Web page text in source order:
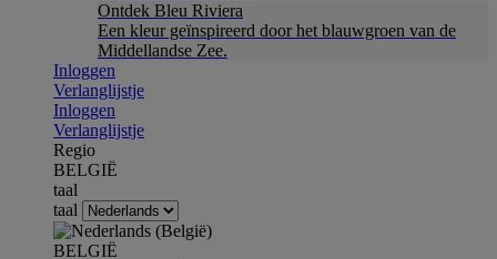
Ontdek Bleu Riviera
Een kleur geïnspireerd door het blauwgroen van de
Middellandse Zee.
Inloggen
Verlanglijstje
Inloggen
Verlanglijstje
Regio
BELGIË
taal
taal
BELGIË